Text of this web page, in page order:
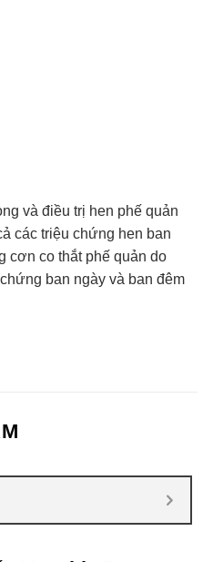
và điều trị hen phế quản
các triệu chứng hen ban
cơn co thắt phế quản do
ban ngày và ban đêm